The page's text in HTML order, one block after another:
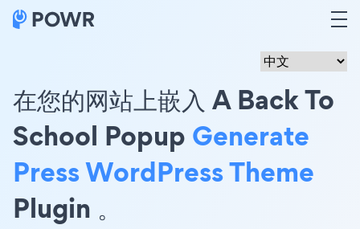
在您的网站上嵌入 A Back To
School Popup Generate
Press WordPress Theme
Plugin 。